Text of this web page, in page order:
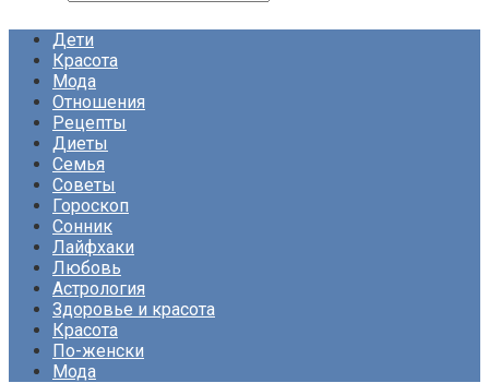
Дети
Красота
Мода
Отношения
Рецепты
Диеты
Семья
Советы
Гороскоп
Сонник
Лайфхаки
Любовь
Астрология
Здоровье и красота
Красота
По-женски
Мода